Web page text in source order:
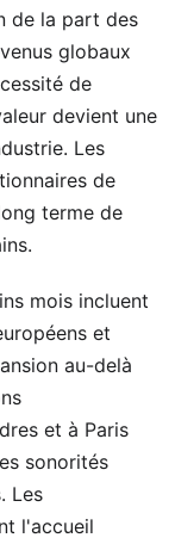
de la part des
globaux
de
devient une
Les
de
terme de
mois incluent
et
au-delà
et à Paris
sonorités
Les
l'accueil